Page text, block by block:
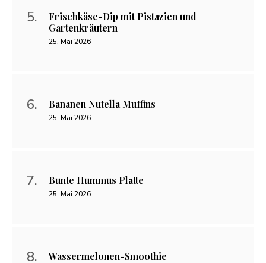
Frischkäse-Dip mit Pistazien und
Gartenkräutern
25. Mai 2026
Bananen Nutella Muffins
25. Mai 2026
Bunte Hummus Platte
25. Mai 2026
Wassermelonen-Smoothie